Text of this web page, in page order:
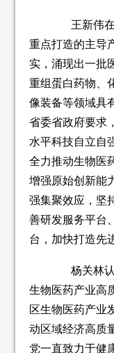
王新伟在
重点打造的主导
实，涌现出一批
重组蛋白药物、
像装备等领域具
省委省政府要求
水平科技自立自
全力推动生物医
增强原始创新能
强集聚效应，坚
善研发服务平台
台，加快打造先
杨关林认
生物医药产业高
区生物医药产业
动区域经济高质
党一直致力于健